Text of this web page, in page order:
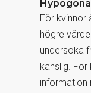
För kvinnor
högre
undersöka
känslig.
information